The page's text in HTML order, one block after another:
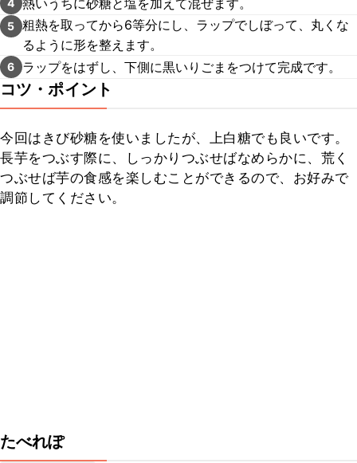
4
5 粗熱を取ってから6等分にし、ラップでしぼって、丸くな
るように形を整えます。
6 ラップをはずし、下側に黒いりごまをつけて完成です。
コツ・ポイント
今回はきび砂糖を使いましたが、上白糖でも良いです。
長芋をつぶす際に、しっかりつぶせばなめらかに、荒く
つぶせば芋の食感を楽しむことができるので、お好みで
調節してください。
たべれぽ